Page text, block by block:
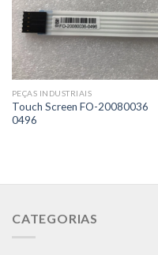
PEÇAS INDUSTRIAIS
Touch Screen FO-20080036
0496
CATEGORIAS